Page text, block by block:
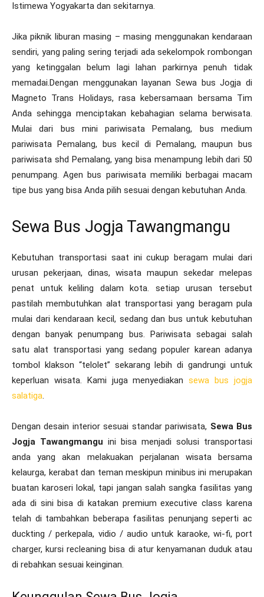
Istimewa Yogyakarta dan sekitarnya.
Jika piknik liburan masing – masing menggunakan kendaraan
sendiri, yang paling sering terjadi ada sekelompok rombongan
yang ketinggalan belum lagi lahan parkirnya penuh tidak
memadai.Dengan menggunakan layanan Sewa bus Jogja di
Magneto Trans Holidays, rasa kebersamaan bersama Tim
Anda sehingga menciptakan kebahagian selama berwisata.
Mulai dari bus mini pariwisata Pemalang, bus medium
pariwisata Pemalang, bus kecil di Pemalang, maupun bus
pariwisata shd Pemalang, yang bisa menampung lebih dari 50
penumpang. Agen bus pariwisata memiliki berbagai macam
tipe bus yang bisa Anda pilih sesuai dengan kebutuhan Anda.
Sewa Bus Jogja Tawangmangu
Kebutuhan transportasi saat ini cukup beragam mulai dari
urusan pekerjaan, dinas, wisata maupun sekedar melepas
penat untuk keliling dalam kota. setiap urusan tersebut
pastilah membutuhkan alat transportasi yang beragam pula
mulai dari kendaraan kecil, sedang dan bus untuk kebutuhan
dengan banyak penumpang bus. Pariwisata sebagai salah
satu alat transportasi yang sedang populer karean adanya
tombol klakson “telolet” sekarang lebih di gandrungi untuk
keperluan wisata. Kami juga menyediakansewa bus jogja
salatiga.
Dengan desain interior sesuai standar pariwisata, Sewa Bus
Jogja Tawangmangu ini bisa menjadi solusi transportasi
anda yang akan melakuakan perjalanan wisata bersama
kelaurga, kerabat dan teman meskipun minibus ini merupakan
buatan karoseri lokal, tapi jangan salah sangka fasilitas yang
ada di sini bisa di katakan premium executive class karena
telah di tambahkan beberapa fasilitas penunjang seperti ac
duckting / perkepala, vidio / audio untuk karaoke, wi-fi, port
charger, kursi recleaning bisa di atur kenyamanan duduk atau
di rebahkan sesuai keinginan.